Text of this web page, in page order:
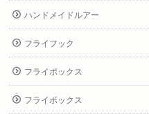
ハンドメイドルアー
フライフック
フライボックス
フライボックス